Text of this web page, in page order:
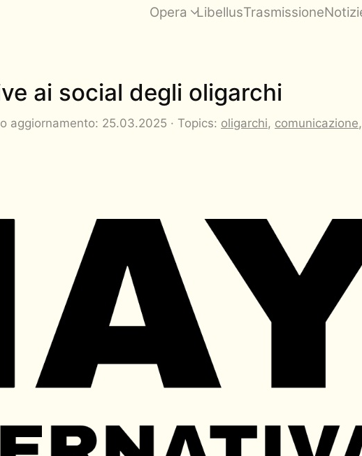
Opera LibellusTrasmissione
ai social degli oligarchi
aggiornamento: 25.03.2025 · Topics: oligarchi, comunicazione,